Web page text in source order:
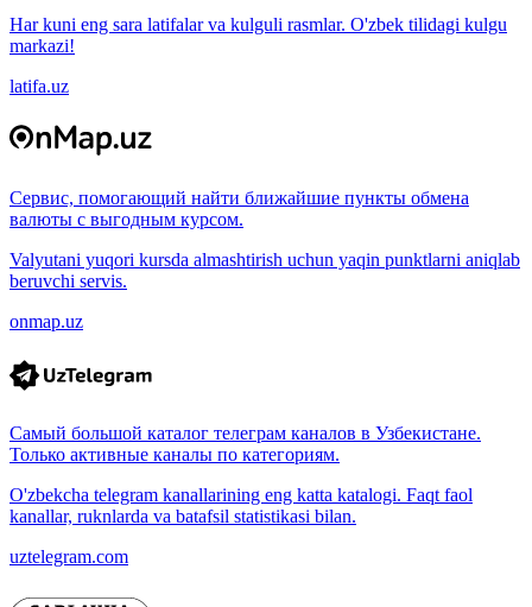
Har kuni eng sara latifalar va kulguli rasmlar. O'zbek tilidagi kulgu
markazi!
latifa.uz
Сервис, помогающий найти ближайшие пункты обмена
валюты с выгодным курсом.
Valyutani yuqori kursda almashtirish uchun yaqin punktlarni aniqlab
beruvchi servis.
onmap.uz
Самый большой каталог телеграм каналов в Узбекистане.
Только активные каналы по категориям.
O'zbekcha telegram kanallarining eng katta katalogi. Faqt faol
kanallar, ruknlarda va batafsil statistikasi bilan.
uztelegram.com